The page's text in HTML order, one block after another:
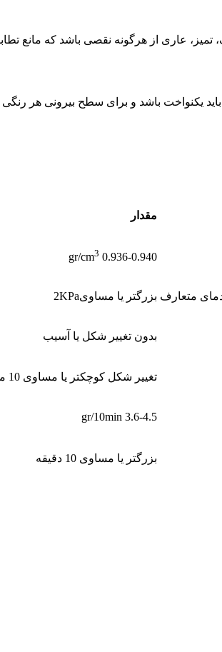
عاری از هرگونه نقصی باشد که مانع
باشد و برای سطح بیرونی هر رنگی
مقدار
0.936-0.940 gr/cm
3
بزرگتر یا مساوی2KPa
بدون تغییر شکل یا آسیب
تغییر شکل کوچکتر یا مساوی 10 میلیمتر تحت بار
3.6-4.5 gr/10min
بزرگتر یا مساوی 10 دقیقه